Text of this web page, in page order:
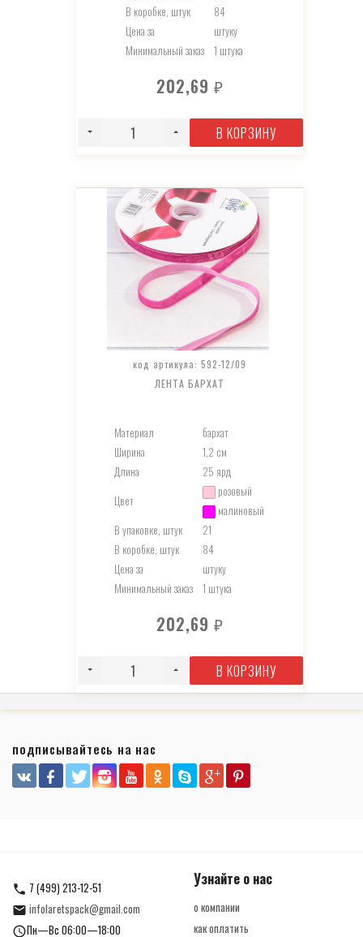
В коробке, штук
84
Цена за
штуку
Минимальный заказ
1 штука
202,69 ₽
В КОРЗИНУ
код артикула: 592-12/09
ЛЕНТА БАРХАТ
Материал
бархат
Ширина
1,2 см
Длина
25 ярд
Цвет
розовый
малиновый
В упаковке, штук
21
В коробке, штук
84
Цена за
штуку
Минимальный заказ
1 штука
202,69 ₽
В КОРЗИНУ
подписывайтесь на нас
7 (499) 213-12-51
infolaretspack@gmail.com
Пн—Вс 06:00—18:00
Узнайте о нас
о компании
как оплатить